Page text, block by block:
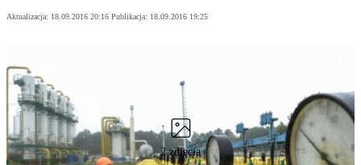
Aktualizacja: 18.09.2016 20:16 Publikacja: 18.09.2016 19:25
2 zdjęcia